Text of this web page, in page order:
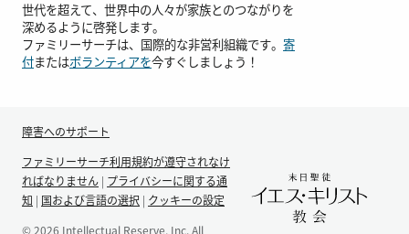
世代を超えて、世界中の人々が家族とのつながりを
深めるように啓発します。
ファミリーサーチは、国際的な非営利組織です。 寄
付またはボランティアを今すぐしましょう！
障害へのサポート
ファミリーサーチ利用規約が遵守されなけ
ればなりません | プライバシーに関する通
知 | 国および言語の選択 | クッキーの設定
© 2026 Intellectual Reserve, Inc. All